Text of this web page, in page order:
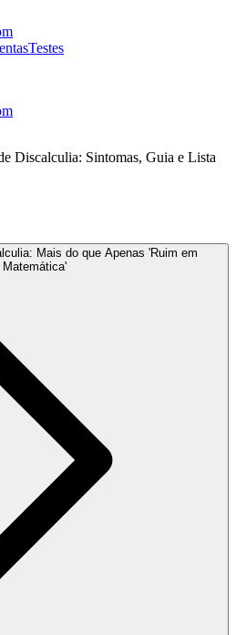
Testes
Discalculia: Sintomas, Guia e Lista
Mais do que Apenas 'Ruim em
Matemática'